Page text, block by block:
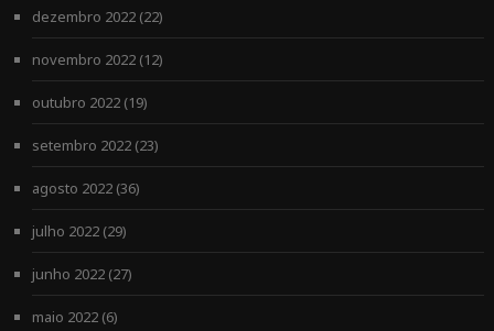
dezembro 2022(22)
novembro 2022(12)
outubro 2022(19)
setembro 2022(23)
agosto 2022(36)
julho 2022(29)
junho 2022(27)
maio 2022(6)